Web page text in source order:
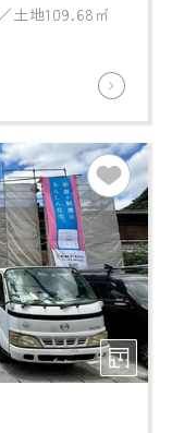
土地109.68㎡